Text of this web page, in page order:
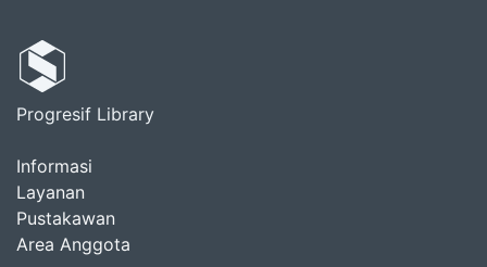
Progresif Library
Informasi
Layanan
Pustakawan
Area Anggota